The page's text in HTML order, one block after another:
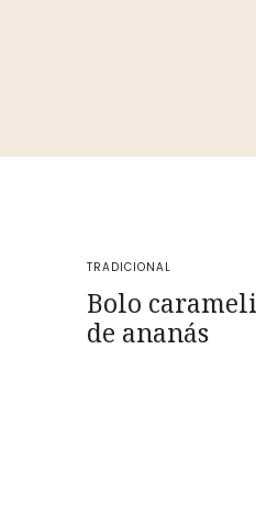
TRADICIONAL
Bolo
de ananás